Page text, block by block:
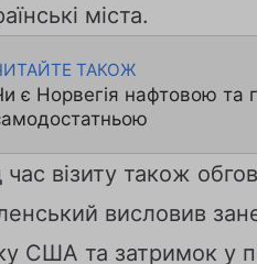
міста.
ТАКОЖ
є Норвегія нафтовою та
час візиту також
висловив
США та затримок у